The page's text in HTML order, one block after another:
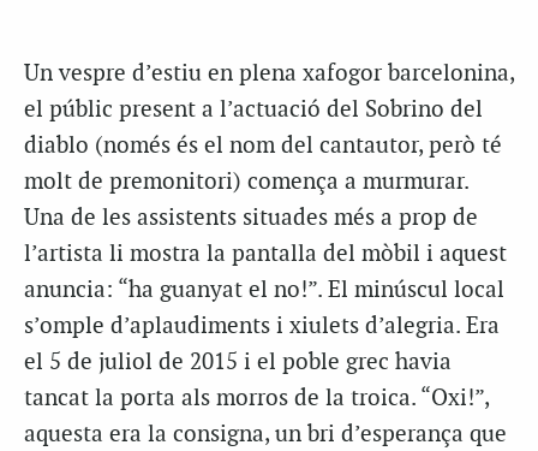
Un vespre d’estiu en plena xafogor barcelonina,
el públic present a l’actuació del Sobrino del
diablo (només és el nom del cantautor, però té
molt de premonitori) comença a murmurar.
Una de les assistents situades més a prop de
l’artista li mostra la pantalla del mòbil i aquest
anuncia: “ha guanyat el no!”. El minúscul local
s’omple d’aplaudiments i xiulets d’alegria. Era
el 5 de juliol de 2015 i el poble grec havia
tancat la porta als morros de la troica. “Oxi!”,
aquesta era la consigna, un bri d’esperança que